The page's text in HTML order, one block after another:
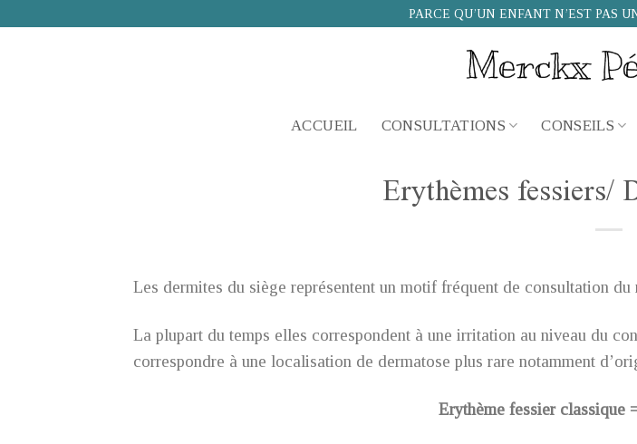
PARCE QU’UN ENFANT N’EST PAS
ACCUEIL CONSULTATIONS CONSEILS
Erythèmes fessiers/
Les dermites du siège représentent un motif fréquent de consultation du
La plupart du temps elles correspondent à une irritation au niveau du
correspondre à une localisation de dermatose plus rare notamment
Erythème fessier classique